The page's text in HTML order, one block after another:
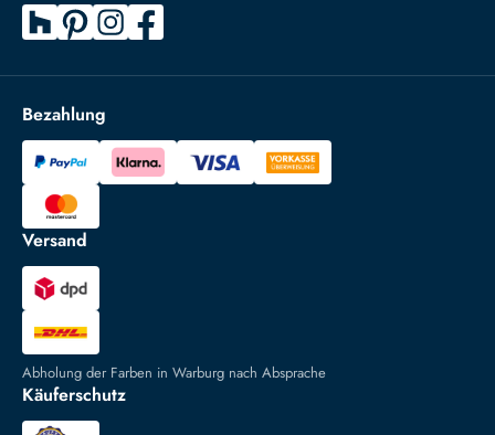
Bezahlung
Versand
Abholung der Farben in Warburg nach Absprache
Käuferschutz